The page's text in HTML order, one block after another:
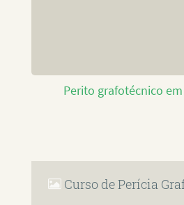
Perito grafotécnico
Curso de Perícia